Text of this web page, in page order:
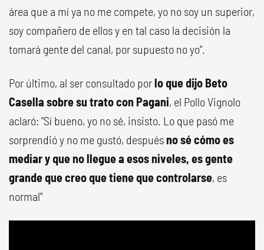
área que a mí ya no me compete, yo no soy un superior,
soy compañero de ellos y en tal caso la decisión la
tomará gente del canal, por supuesto no yo".
Por último, al ser consultado porlo que dijo Beto
Casella sobre su trato con Pagani, el Pollo Vignolo
aclaró: "Sí bueno, yo no sé, insisto. Lo que pasó me
sorprendió y no me gustó, después no sé cómo es
mediar y que no llegue a esos niveles, es gente
grande que creo que tiene que controlarse, es
normal"